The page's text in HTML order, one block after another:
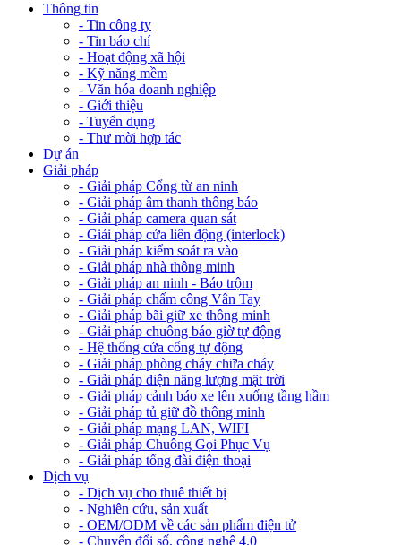
Thông tin
- Tin công ty
- Tin báo chí
- Hoạt động xã hội
- Kỹ năng mềm
- Văn hóa doanh nghiệp
- Giới thiệu
- Tuyển dụng
- Thư mời hợp tác
Dự án
Giải pháp
- Giải pháp Cổng từ an ninh
- Giải pháp âm thanh thông báo
- Giải pháp camera quan sát
- Giải pháp cửa liên động (interlock)
- Giải pháp kiểm soát ra vào
- Giải pháp nhà thông minh
- Giải pháp an ninh - Báo trộm
- Giải pháp chấm công Vân Tay
- Giải pháp bãi giữ xe thông minh
- Giải pháp chuông báo giờ tự động
- Hệ thống cửa cổng tự động
- Giải pháp phòng cháy chữa cháy
- Giải pháp điện năng lượng mặt trời
- Giải pháp cảnh báo xe lên xuống tầng hầm
- Giải pháp tủ giữ đồ thông minh
- Giải pháp mạng LAN, WIFI
- Giải pháp Chuông Gọi Phục Vụ
- Giải pháp tổng đài điện thoại
Dịch vụ
- Dịch vụ cho thuê thiết bị
- Nghiên cứu, sản xuất
- OEM/ODM về các sản phẩm điện tử
- Chuyển đổi số, công nghệ 4.0